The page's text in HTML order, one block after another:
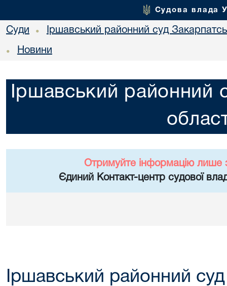
Судова влада
Суди • Іршавський районний суд
• Новини
Іршавський районний
Отримуйте інформацію лише
Єдиний Контакт-центр судової
Іршавський районний